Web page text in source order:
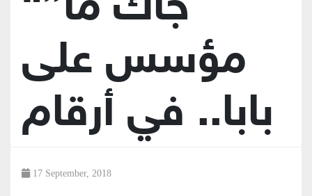
مؤسس على
بابا.. في أرقام
17 September, 2018